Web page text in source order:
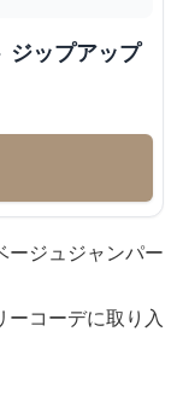
ジップアップ
ージュジャンパー
ーコーデに取り入